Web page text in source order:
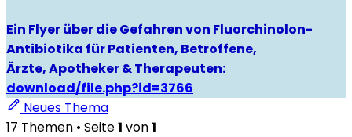
Ein Flyer über die Gefahren von Fluorchinolon-
Antibiotika für Patienten, Betroffene,
Ärzte, Apotheker & Therapeuten:
download/file.php?id=3766
Neues Thema
17 Themen • Seite1 von1